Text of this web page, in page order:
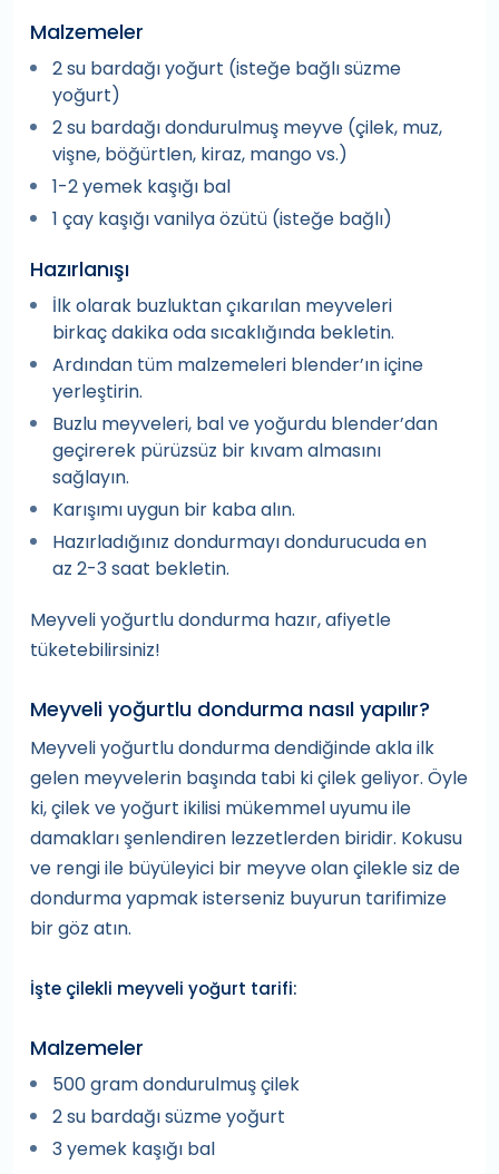
Malzemeler
2 su bardağı yoğurt (isteğe bağlı süzme
yoğurt)
2 su bardağı dondurulmuş meyve (çilek, muz,
vişne, böğürtlen, kiraz, mango vs.)
1-2 yemek kaşığı bal
1 çay kaşığı vanilya özütü (isteğe bağlı)
Hazırlanışı
İlk olarak buzluktan çıkarılan meyveleri
birkaç dakika oda sıcaklığında bekletin.
Ardından tüm malzemeleri blender’ın içine
yerleştirin.
Buzlu meyveleri, bal ve yoğurdu blender’dan
geçirerek pürüzsüz bir kıvam almasını
sağlayın.
Karışımı uygun bir kaba alın.
Hazırladığınız dondurmayı dondurucuda en
az 2-3 saat bekletin.
Meyveli yoğurtlu dondurma hazır, afiyetle
tüketebilirsiniz!
Meyveli yoğurtlu dondurma nasıl yapılır?
Meyveli yoğurtlu dondurma dendiğinde akla ilk
gelen meyvelerin başında tabi ki çilek geliyor. Öyle
ki, çilek ve yoğurt ikilisi mükemmel uyumu ile
damakları şenlendiren lezzetlerden biridir. Kokusu
ve rengi ile büyüleyici bir meyve olan çilekle siz de
dondurma yapmak isterseniz buyurun tarifimize
bir göz atın.
İşte çilekli meyveli yoğurt tarifi:
Malzemeler
500 gram dondurulmuş çilek
2 su bardağı süzme yoğurt
3 yemek kaşığı bal